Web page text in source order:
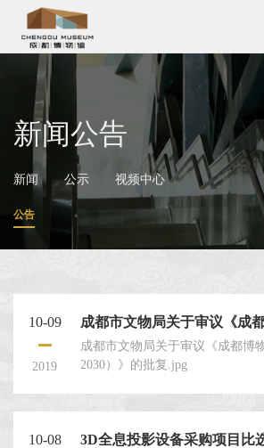
新闻公告
新闻 公示 视频中心
公告
10-09
2019
成都市文物局关于审议《成
成都市文物局关于审议《成都博
2030）》的批复.jpg
10-08 3D全息投影设备采购项目比